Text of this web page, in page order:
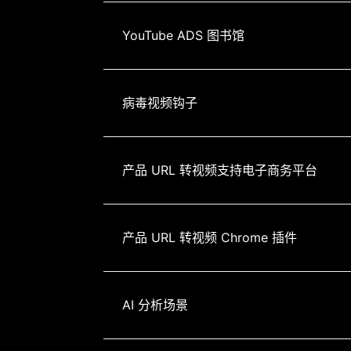
YouTube ADS 图书馆
病毒视频钩子
产品 URL 转视频支持电子商务平台
产品 URL 转视频 Chrome 插件
AI 分析场景